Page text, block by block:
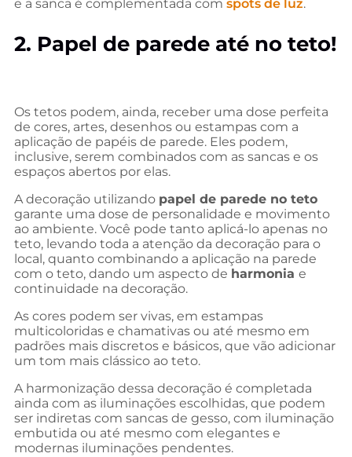
e a sanca é complementada com spots de luz.
2. Papel de parede até no teto!
Os tetos podem, ainda, receber uma dose perfeita
de cores, artes, desenhos ou estampas com a
aplicação de papéis de parede. Eles podem,
inclusive, serem combinados com as sancas e os
espaços abertos por elas.
A decoração utilizando papel de parede no teto
garante uma dose de personalidade e movimento
ao ambiente. Você pode tanto aplicá-lo apenas no
teto, levando toda a atenção da decoração para o
local, quanto combinando a aplicação na parede
com o teto, dando um aspecto de harmonia e
continuidade na decoração.
As cores podem ser vivas, em estampas
multicoloridas e chamativas ou até mesmo em
padrões mais discretos e básicos, que vão adicionar
um tom mais clássico ao teto.
A harmonização dessa decoração é completada
ainda com as iluminações escolhidas, que podem
ser indiretas com sancas de gesso, com iluminação
embutida ou até mesmo com elegantes e
modernas iluminações pendentes.